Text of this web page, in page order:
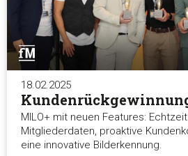
18.02.2025
MILO+ mit neuen Features:
Mitgliederdaten, proaktive
eine innovative Bilderkennung.